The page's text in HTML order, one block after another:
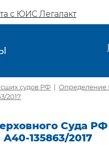
с ЮИС Легалакт
судов РФ | Определение
2017
Суда РФ
135863/2017